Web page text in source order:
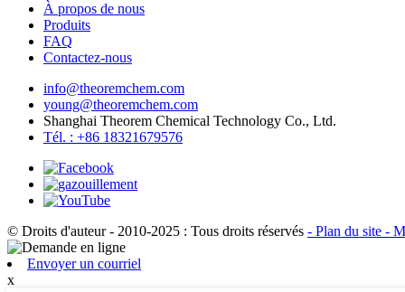
À propos de nous
Produits
FAQ
Contactez-nous
info@theoremchem.com
young@theoremchem.com
Shanghai Theorem Chemical Technology Co., Ltd.
Tél. : +86 18321679576
© Droits d'auteur - 2010-2025 : Tous droits réservés - Plan du site -
Envoyer un courriel
x